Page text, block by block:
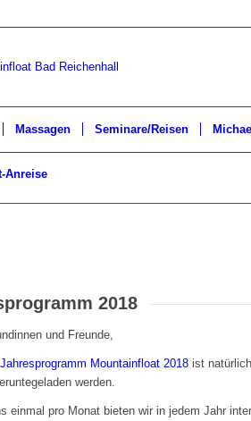
Massagen Seminare/Reisen
Anreise
2018
und Freunde,
Jahresprogramm Mountainfloat 2018 ist
werden.
einmal pro Monat bieten wir in jedem Jahr